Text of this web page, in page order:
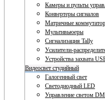
Камеры и пульты
Конвертеры сигналов
Матричные
Мультивьюеры
Сигнализация Tally
Усилители-
Устройства захвата
Видеосвет студийный
Галогенный свет
Светодиодный LED
Управление светом